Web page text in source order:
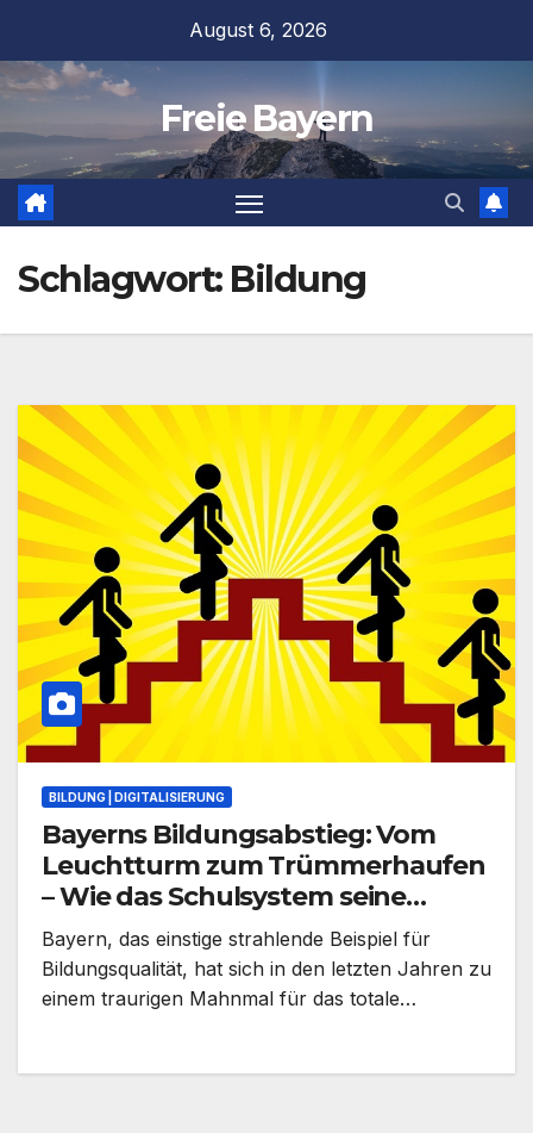
springen
August 6, 2026
Freie Bayern
Schlagwort: Bildung
BILDUNG | DIGITALISIERUNG
Bayerns Bildungsabstieg: Vom
Leuchtturm zum Trümmerhaufen
– Wie das Schulsystem seine
Zukunft versenkt
Bayern, das einstige strahlende Beispiel für
Bildungsqualität, hat sich in den letzten Jahren zu
einem traurigen Mahnmal für das totale…